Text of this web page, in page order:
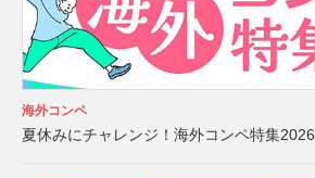
海外コンペ
夏休みにチャレンジ！海外コンペ特集2026